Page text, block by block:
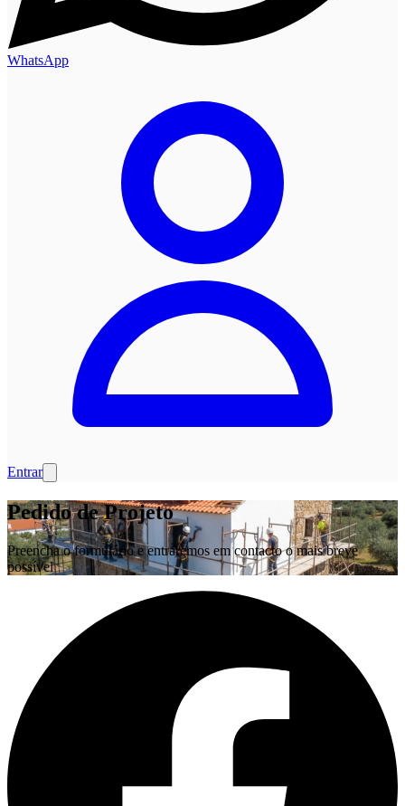
WhatsApp
Entrar
Pedido de Projeto
Preencha o formulário e entraremos em contacto o mais breve
possível